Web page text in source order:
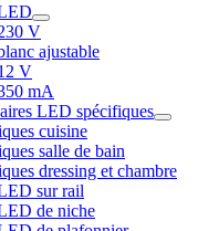
V
ajustable
V
mA
LED spécifiques
cuisine
salle de bain
dressing et chambre
sur rail
de niche